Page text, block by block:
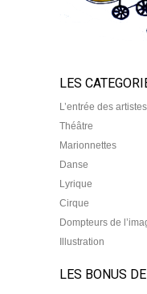
LES
L’entrée des artistes
Théâtre
Marionnettes
Danse
Lyrique
Cirque
Dompteurs de
Illustration
LES BONUS